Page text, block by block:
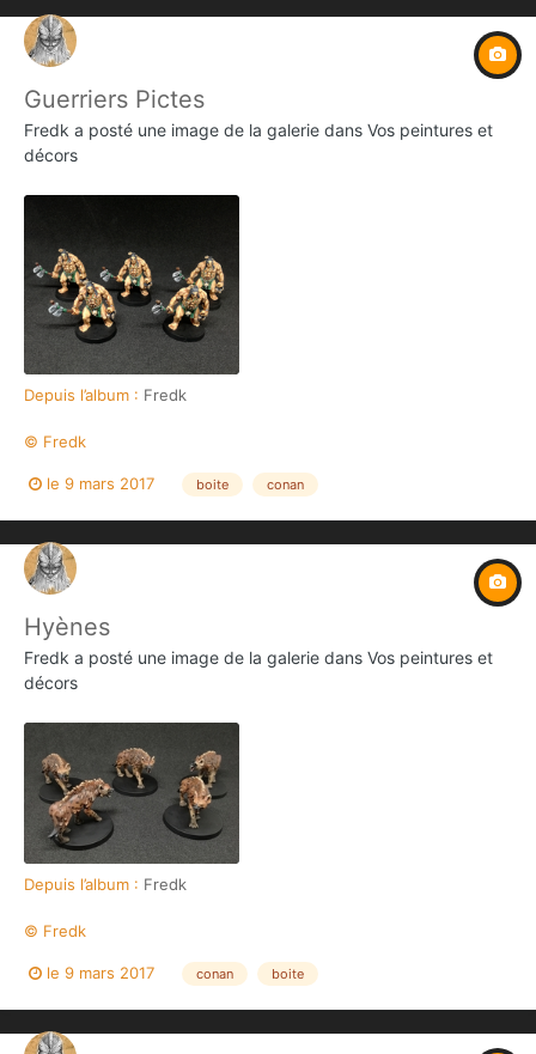
Guerriers Pictes
Fredk a posté une image de la galerie dans Vos peintures et
décors
Depuis l’album : Fredk
© Fredk
le 9 mars 2017 boite conan
Hyènes
Fredk a posté une image de la galerie dans Vos peintures et
décors
Depuis l’album : Fredk
© Fredk
le 9 mars 2017 conan boite